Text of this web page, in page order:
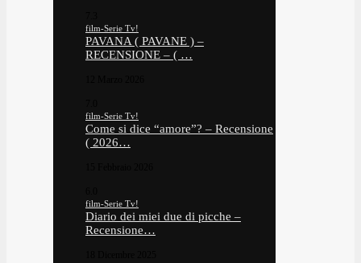
film-Serie Tv!
PAVANA ( PAVANE ) –
RECENSIONE – ( …
film-Serie Tv!
Come si dice “amore”? – Recensione
( 2026…
film-Serie Tv!
Diario dei miei due di picche –
Recensione…